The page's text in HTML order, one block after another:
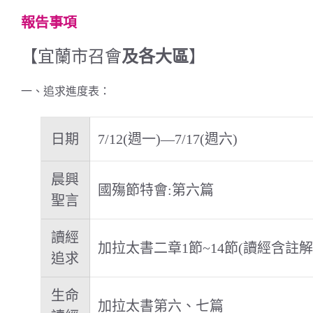
報告事項
【宜蘭市召會及各大區】
一、追求進度表：
日期 7/12(週一)—7/17(週六)
晨興
聖言
國殤節特會:第六篇
讀經
追求
加拉太書二章1節~14節(讀經含註
生命
加拉太書第六、七篇